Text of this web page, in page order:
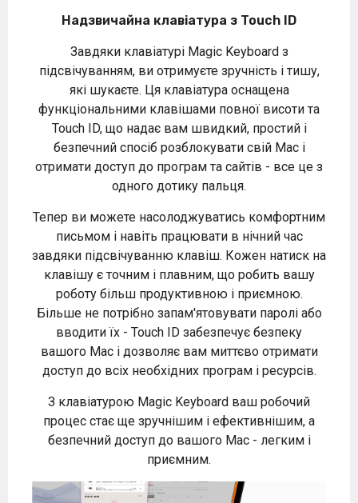
Надзвичайна клавіатура з Touch ID
Завдяки клавіатурі Magic Keyboard з
підсвічуванням, ви отримуєте зручність і тишу,
які шукаєте. Ця клавіатура оснащена
функціональними клавішами повної висоти та
Touch ID, що надає вам швидкий, простий і
безпечний спосіб розблокувати свій Mac і
отримати доступ до програм та сайтів - все це з
одного дотику пальця.
Тепер ви можете насолоджуватись комфортним
письмом і навіть працювати в нічний час
завдяки підсвічуванню клавіш. Кожен натиск на
клавішу є точним і плавним, що робить вашу
роботу більш продуктивною і приємною.
Більше не потрібно запам'ятовувати паролі або
вводити їх - Touch ID забезпечує безпеку
вашого Mac і дозволяє вам миттєво отримати
доступ до всіх необхідних програм і ресурсів.
З клавіатурою Magic Keyboard ваш робочий
процес стає ще зручнішим і ефективнішим, а
безпечний доступ до вашого Mac - легким і
приємним.